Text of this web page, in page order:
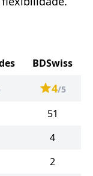
BDSwiss
4/5
51
4
2